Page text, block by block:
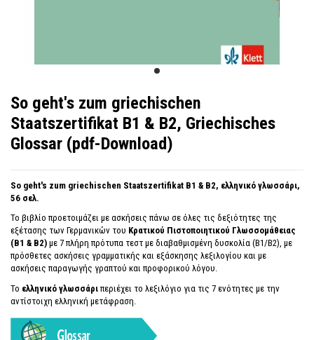
So geht's zum griechischen
Staatszertifikat B1 & B2, Griechisches
Glossar (pdf-Download)
So geht's zum griechischen Staatszertifikat B1 & B2, ελληνικό γλωσσάρι,
56 σελ.
Το βιβλίο προετοιμάζει με ασκήσεις πάνω σε όλες τις δεξιότητες της
εξέτασης των Γερμανικών του Κρατικού Πιστοποιητικού Γλωσσομάθειας
(Β1 & Β2) με 7 πλήρη πρότυπα τεστ με διαβαθμισμένη δυσκολία (B1/Β2), με
πρόσθετες ασκήσεις γραμματικής και εξάσκησης λεξιλογίου και με
ασκήσεις παραγωγής γραπτού και προφορικού λόγου.
Το ελληνικό γλωσσάρι περιέχει το λεξιλόγιο για τις 7 ενότητες με την
αντίστοιχη ελληνική μετάφραση.